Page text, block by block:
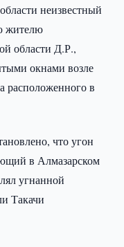
неизвестный
жителю
области Д.Р.,
окнами возле
расположенного в
что угон
в Алмазарском
угнанной
Такачи